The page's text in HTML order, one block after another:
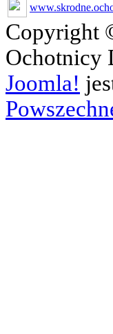
Copyright
Ochotnicy
Joomla!